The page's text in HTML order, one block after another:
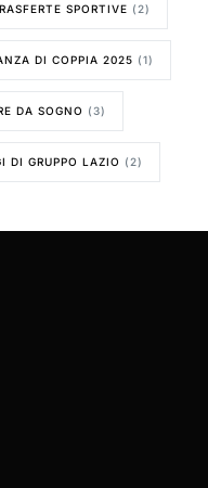
SPORTIVE (2)
DI COPPIA 2025 (1)
DA SOGNO (3)
DI GRUPPO LAZIO (2)